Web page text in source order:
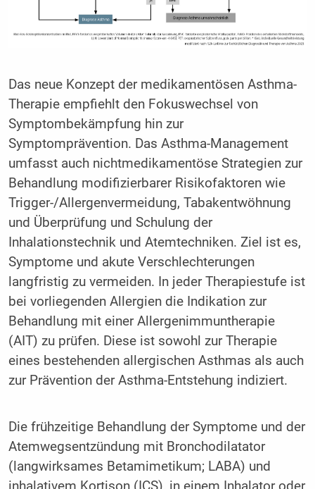
Das neue Konzept der medikamentösen Asthma-
Therapie empfiehlt den Fokuswechsel von
Symptombekämpfung hin zur
Symptomprävention. Das Asthma-Management
umfasst auch nichtmedikamentöse Strategien zur
Behandlung modifizierbarer Risikofaktoren wie
Trigger-/Allergenvermeidung, Tabakentwöhnung
und Überprüfung und Schulung der
Inhalationstechnik und Atemtechniken. Ziel ist es,
Symptome und akute Verschlechterungen
langfristig zu vermeiden. In jeder Therapiestufe ist
bei vorliegenden Allergien die Indikation zur
Behandlung mit einer Allergenimmuntherapie
(AIT) zu prüfen. Diese ist sowohl zur Therapie
eines bestehenden allergischen Asthmas als auch
zur Prävention der Asthma-Entstehung indiziert.
Die frühzeitige Behandlung der Symptome und der
Atemwegsentzündung mit Bronchodilatator
(langwirksames Betamimetikum; LABA) und